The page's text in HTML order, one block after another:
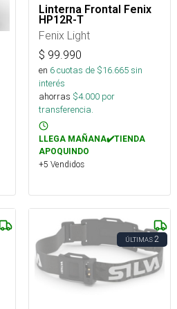
Linterna Frontal Fenix
HP12R-T
Fenix Light
$ 99.990
en 6cuotas de $16.665sin
interés
ahorras $4.000 por
transferencia.
LLEGA MAÑANA✔️TIENDA
APOQUINDO
+5 Vendidos
ÚLTIMAS2